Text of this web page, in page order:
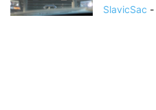
SlavicSac -